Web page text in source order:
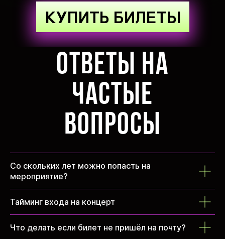
КУПИТЬ БИЛЕТЫ
Ответы на
частые
вопросы
Со скольких лет можно попасть на
мероприятие?
Тайминг входа на концерт
Что делать если билет не пришёл на почту?